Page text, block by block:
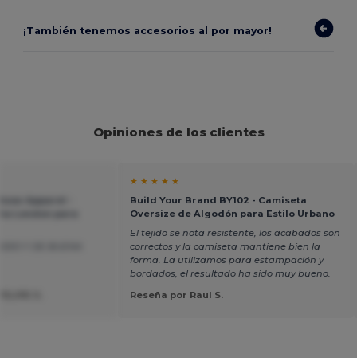
¡También tenemos accesorios al por mayor!
Opiniones de los clientes
★ ★ ★ ★ ★
Build Your Brand BY102 - Camiseta
Oversize de Algodón para Estilo Urbano
El tejido se nota resistente, los acabados son
correctos y la camiseta mantiene bien la
forma. La utilizamos para estampación y
bordados, el resultado ha sido muy bueno.
Reseña por Raul S.